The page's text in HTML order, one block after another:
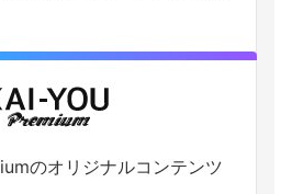
のオリジナルコンテンツ